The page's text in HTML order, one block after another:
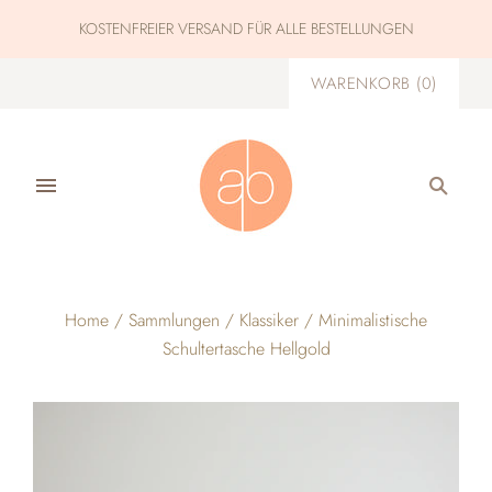
KOSTENFREIER VERSAND FÜR ALLE BESTELLUNGEN
WARENKORB (0)
Home / Sammlungen / Klassiker / Minimalistische
Schultertasche Hellgold